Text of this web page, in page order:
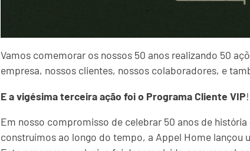
Vamos comemorar os nossos 50 anos realizando 50
empresa, nossos clientes, nossos colaboradores, e
E a vigésima terceira ação foi o Programa Cliente VIP!
Em nosso compromisso de celebrar 50 anos de
construímos ao longo do tempo, a Appel Home lançou